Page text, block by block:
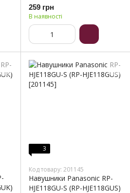
259 грн
В наявності
3
Код товару: 201145
Навушники Panasonic RP-
HJE118GU-S (RP-HJE118GUS)